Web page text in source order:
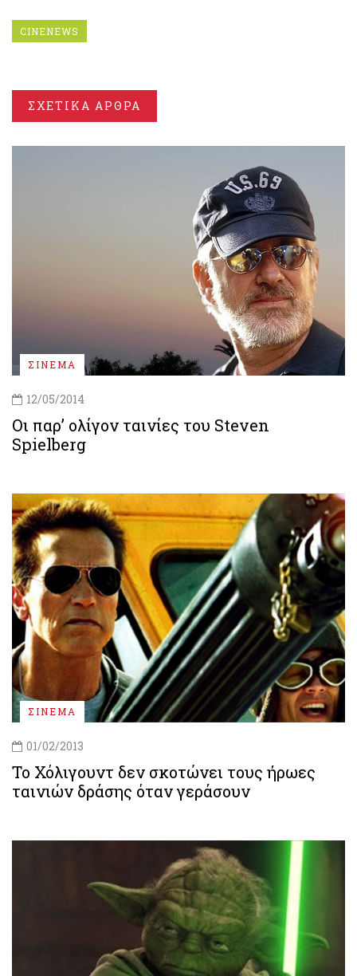
CINENEWS
ΣΧΕΤΙΚΑ ΑΡΘΡΑ
ΣΙΝΕΜΑ
12/05/2014
Οι παρ’ ολίγον ταινίες του Steven
Spielberg
ΣΙΝΕΜΑ
01/02/2013
Το Χόλιγουντ δεν σκοτώνει τους ήρωες
ταινιών δράσης όταν γεράσουν